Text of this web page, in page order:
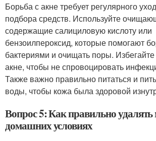
Борьба с акне требует регулярного
подбора средств. Используйте
содержащие салициловую кислоту или
бензоилпероксид, которые помогают
бактериями и очищать поры.
акне, чтобы не спровоцировать
Также важно правильно питаться и
воды, чтобы кожа была здоровой
Вопрос 5: Как правильно
домашних условиях